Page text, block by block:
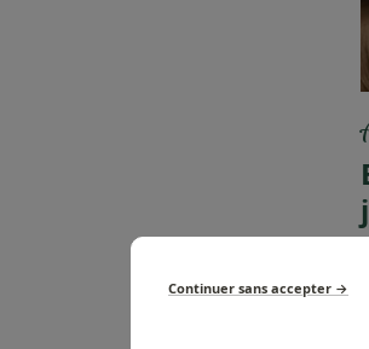
Continuer sans accepter →